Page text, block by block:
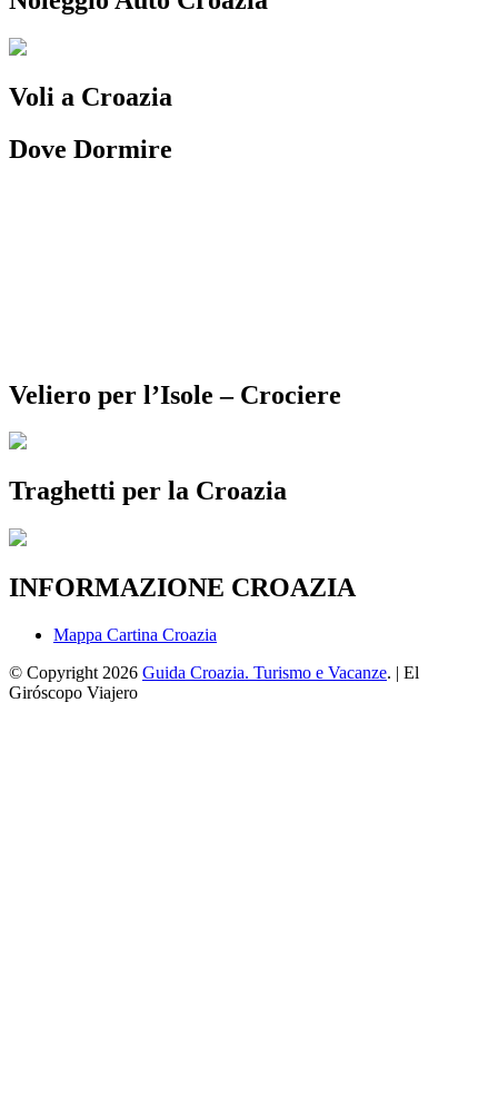
Voli a Croazia
Dove Dormire
Veliero per l’Isole – Crociere
Traghetti per la Croazia
INFORMAZIONE CROAZIA
Mappa Cartina Croazia
© Copyright 2026 Guida Croazia. Turismo e Vacanze. | El
Giróscopo Viajero